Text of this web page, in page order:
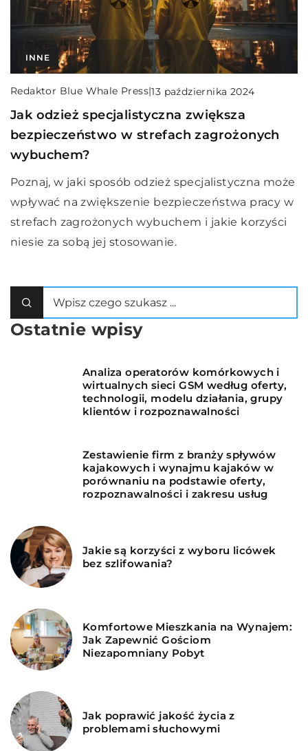
INNE
Redaktor Blue Whale Press|13 października 2024
Jak odzież specjalistyczna zwiększa
bezpieczeństwo w strefach zagrożonych
wybuchem?
Poznaj, w jaki sposób odzież specjalistyczna może
wpływać na zwiększenie bezpieczeństwa pracy w
strefach zagrożonych wybuchem i jakie korzyści
niesie za sobą jej stosowanie.
Ostatnie wpisy
Analiza operatorów komórkowych i
wirtualnych sieci GSM według oferty,
technologii, modelu działania, grupy
klientów i rozpoznawalności
Zestawienie firm z branży spływów
kajakowych i wynajmu kajaków w
porównaniu na podstawie oferty,
rozpoznawalności i zakresu usług
Jakie są korzyści z wyboru licówek
bez szlifowania?
Komfortowe Mieszkania na Wynajem:
Jak Zapewnić Gościom
Niezapomniany Pobyt
Jak poprawić jakość życia z
problemami słuchowymi